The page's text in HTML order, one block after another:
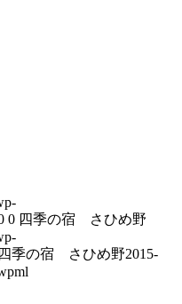
0 四季の宿 さひめ野
四季の宿 さひめ野2015-